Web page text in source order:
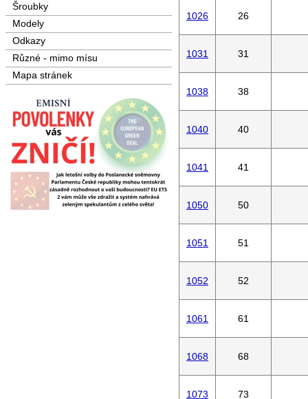
Šroubky
Modely
Odkazy
Různé - mimo mísu
Mapa stránek
1026 26
1031 31
1038 38
1040 40
1041 41
1050 50
1051 51
1052 52
1061 61
1068 68
1073 73